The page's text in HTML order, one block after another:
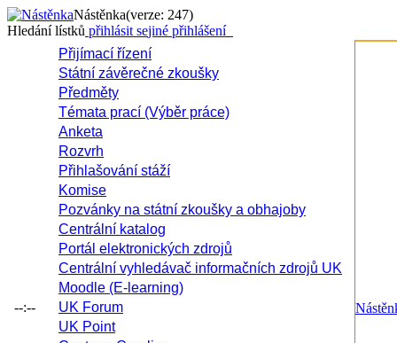
Nástěnka(verze: 247)
Hledání lístků přihlásit sejiné přihlášení
--:--
Přijímací řízení
Státní závěrečné zkoušky
Předměty
Témata prací (Výběr práce)
Anketa
Rozvrh
Přihlašování stáží
Komise
Pozvánky na státní zkoušky a obhajoby
Centrální katalog
Portál elektronických zdrojů
Centrální vyhledávač informačních zdrojů UK
Moodle (E-learning)
UK Forum
UK Point